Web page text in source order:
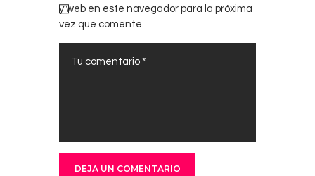
y web en este navegador para la próxima
vez que comente.